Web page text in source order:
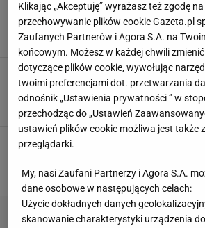
zgubiliśmy paragon?
być kilka
PARAGON PIENIĄDZE SKLEPY
"Paragony grozy" znów
rachunek z autostrady.
AUTOSTRADY CENY INFLACJA
Klikając „Akceptuję” wyrażasz też zgodę
przechowywanie plików cookie Gazeta.pl
Zaufanych Partnerów i Agora S.A. na
końcowym. Możesz w każdej chwili
dotyczące plików cookie, wywołując
twoimi preferencjami dot. przetwarzania
odnośnik „Ustawienia prywatności ” w
przechodząc do „Ustawień
ustawień plików cookie możliwa jest także
przeglądarki.
My, nasi Zaufani Partnerzy i Agora S.A.
dane osobowe w następujących celach:
Użycie dokładnych danych
skanowanie charakterystyki urządzenia